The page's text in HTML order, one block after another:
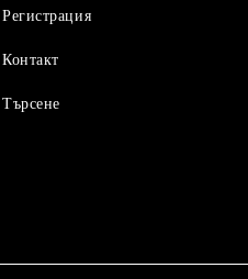
Регистрация
Контакт
Търсене